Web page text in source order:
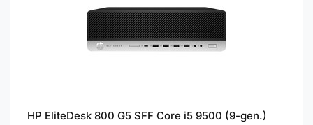
HP EliteDesk 800 G5 SFF Core i5 9500 (9-gen.)